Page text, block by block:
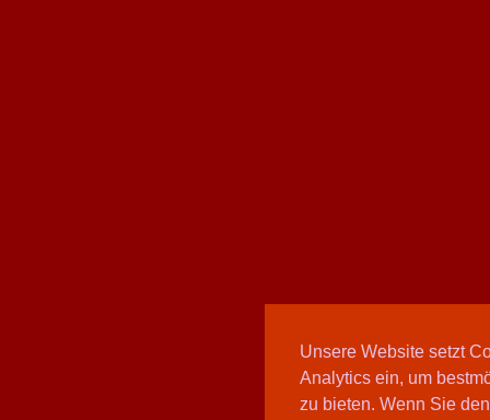
Unsere Website setzt
Analytics ein, um
zu bieten. Wenn Sie